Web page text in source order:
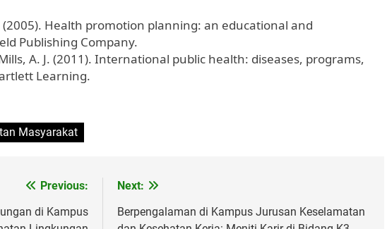
(2005). Health promotion planning: an educational and
Publishing Company.
A. J. (2011). International public health: diseases, programs,
Learning.
Masyarakat
Previous:
di Kampus
Next:
Berpengalaman di Kampus Jurusan Keselamatan